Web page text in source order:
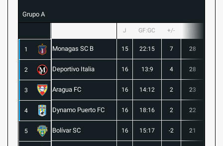
Grupo A
J GF:GC +/-
1 Monagas SC B 15 22:15 7 28
2 Deportivo Italia 16 13:9 4 28
3 Aragua FC 16 14:12 2 23
4 Dynamo Puerto FC 16 18:16 2 22
5 Bolívar SC 16 15:17 -2 21